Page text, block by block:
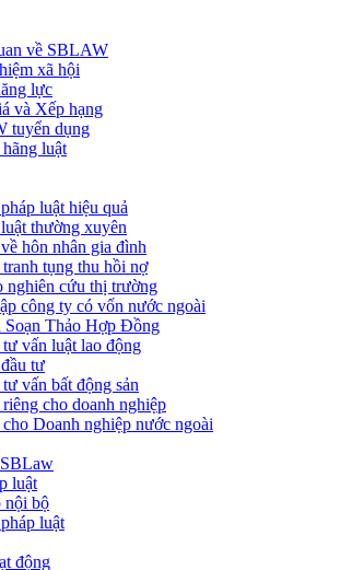
về SBLAW
xã hội
lực
và Xếp hạng
tuyển dụng
luật
luật hiệu quả
thường xuyên
hôn nhân gia đình
tụng thu hồi nợ
nghiên cứu thị trường
công ty có vốn nước ngoài
Thảo Hợp Đồng
vấn luật lao động
tư
vấn bất động sản
cho doanh nghiệp
Doanh nghiệp nước ngoài
luật
nội bộ
luật
động